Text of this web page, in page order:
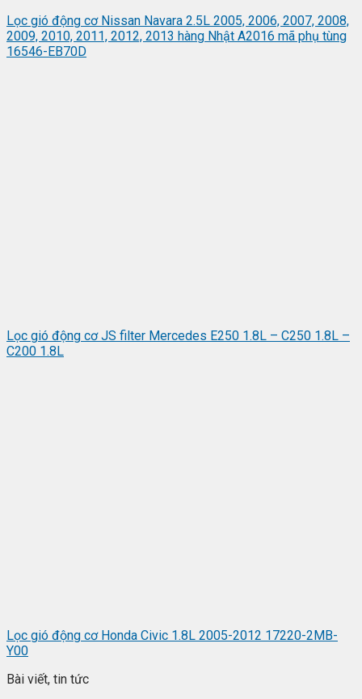
Lọc gió động cơ Nissan Navara 2.5L 2005, 2006, 2007, 2008,
2009, 2010, 2011, 2012, 2013 hàng Nhật A2016 mã phụ tùng
16546-EB70D
Lọc gió động cơ JS filter Mercedes E250 1.8L – C250 1.8L –
C200 1.8L
Lọc gió động cơ Honda Civic 1.8L 2005-2012 17220-2MB-
Y00
Bài viết, tin tức